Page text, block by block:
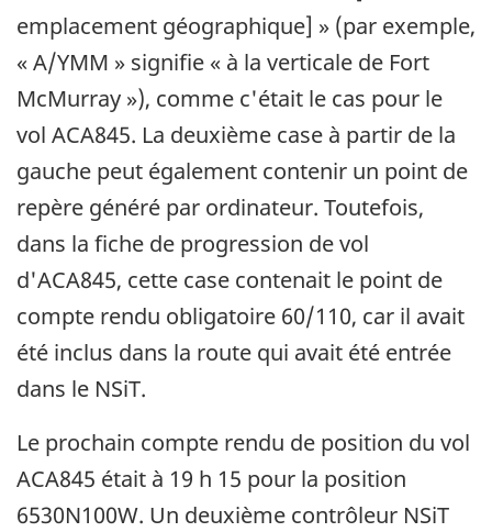
emplacement géographique] » (par exemple,
« A/YMM » signifie « à la verticale de Fort
McMurray »), comme c'était le cas pour le
vol ACA845. La deuxième case à partir de la
gauche peut également contenir un point de
repère généré par ordinateur. Toutefois,
dans la fiche de progression de vol
d'ACA845, cette case contenait le point de
compte rendu obligatoire 60/110, car il avait
été inclus dans la route qui avait été entrée
dans le NSiT.
Le prochain compte rendu de position du vol
ACA845 était à 19 h 15 pour la position
6530N100W. Un deuxième contrôleur NSiT